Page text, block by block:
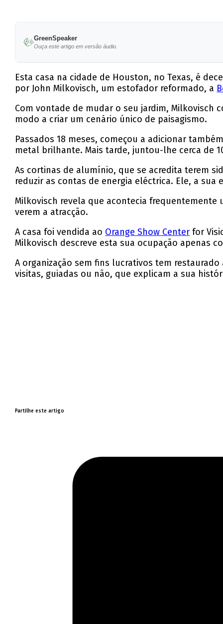
GreenSpeaker
Ouça este artigo em versão áudio.
Esta casa na cidade de Houston, no Texas, é
por John Milkovisch, um estofador reformado, a
Com vontade de mudar o seu jardim, Milkovisch
modo a criar um cenário único de paisagismo.
Passados 18 meses, começou a adicionar
metal brilhante. Mais tarde, juntou-lhe cerca de
As cortinas de alumínio, que se acredita terem
reduzir as contas de energia eléctrica. Ele, a
Milkovisch revela que acontecia frequentemente
verem a atracção.
A casa foi vendida ao Orange Show Center for
Milkovisch descreve esta sua ocupação apenas
A organização sem fins lucrativos tem
visitas, guiadas ou não, que explicam a sua
Partilhe este artigo